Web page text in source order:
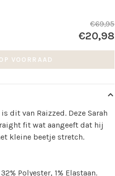
€69,95
€20,98
VOORRAAD
dit van Raizzed. Deze Sarah
fit wat aangeeft dat hij
kleine beetje stretch.
Polyester, 1% Elastaan.